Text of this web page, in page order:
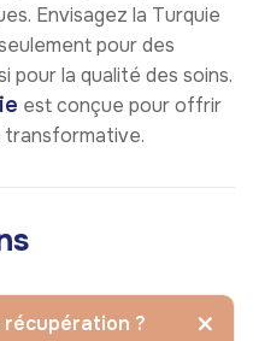
Envisagez la Turquie
pour des
pour la qualité des soins.
est conçue pour offrir
récupération ?